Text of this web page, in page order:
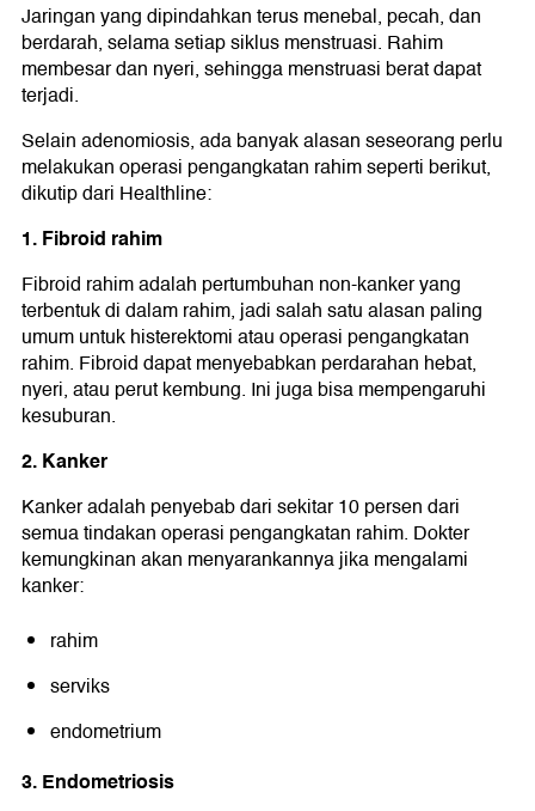
Jaringan yang dipindahkan terus menebal, pecah, dan
berdarah, selama setiap siklus menstruasi. Rahim
membesar dan nyeri, sehingga menstruasi berat dapat
terjadi.
Selain adenomiosis, ada banyak alasan seseorang perlu
melakukan operasi pengangkatan rahim seperti berikut,
dikutip dari Healthline:
1. Fibroid rahim
Fibroid rahim adalah pertumbuhan non-kanker yang
terbentuk di dalam rahim, jadi salah satu alasan paling
umum untuk histerektomi atau operasi pengangkatan
rahim. Fibroid dapat menyebabkan perdarahan hebat,
nyeri, atau perut kembung. Ini juga bisa mempengaruhi
kesuburan.
2. Kanker
Kanker adalah penyebab dari sekitar 10 persen dari
semua tindakan operasi pengangkatan rahim. Dokter
kemungkinan akan menyarankannya jika mengalami
kanker:
rahim
serviks
endometrium
3. Endometriosis